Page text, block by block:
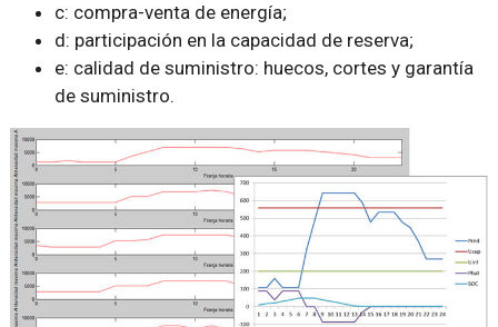
c: compra-venta de energía;
d: participación en la capacidad de reserva;
e: calidad de suministro: huecos, cortes y garantía
de suministro.